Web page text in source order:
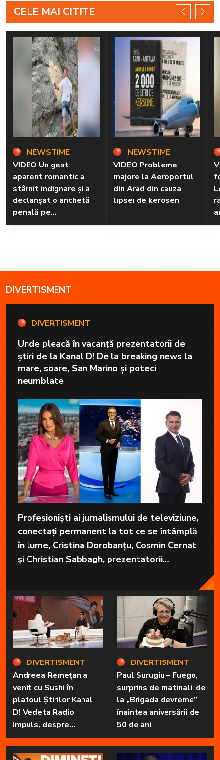
CELE MAI CITITE
NEWSTIME
VIDEO Un gest
aparent romantic a
stârnit indignare și a
declanșat o anchetă
penală pe
Transfăgărășan
NEWSTIME
VIDEO Probleme
majore la Aeroportul
din Arad din cauza
lipsei de kerosen
DIVERTISMENT
DIVERTISMENT
Unde pleacă în vacanță prezentatorii de
știri de la Kanal D! De la breaking news la
mare, soare, San Marino și poteci
neumblate
Profesioniști ai jurnalismului de televiziune,
conectați permanent la tot ce se întâmplă
în lume, Cristina Dorobanțu, Cosmin Cernat
și Christian Sabbagh, prezentatorii
în fața telespectatorilor.
DIVERTISMENT
Andreea Remețan a
venit cu Sushi în
platoul Știrilor Kanal
D! Vedeta Radio
Impuls, despre
„Dimineți de vacanță” și
prietena sa
DIVERTISMENT
Paul Surugiu – Fuego,
surprins de matinalii de
la „Brigada devreme”
înaintea aniversării de
50 de ani